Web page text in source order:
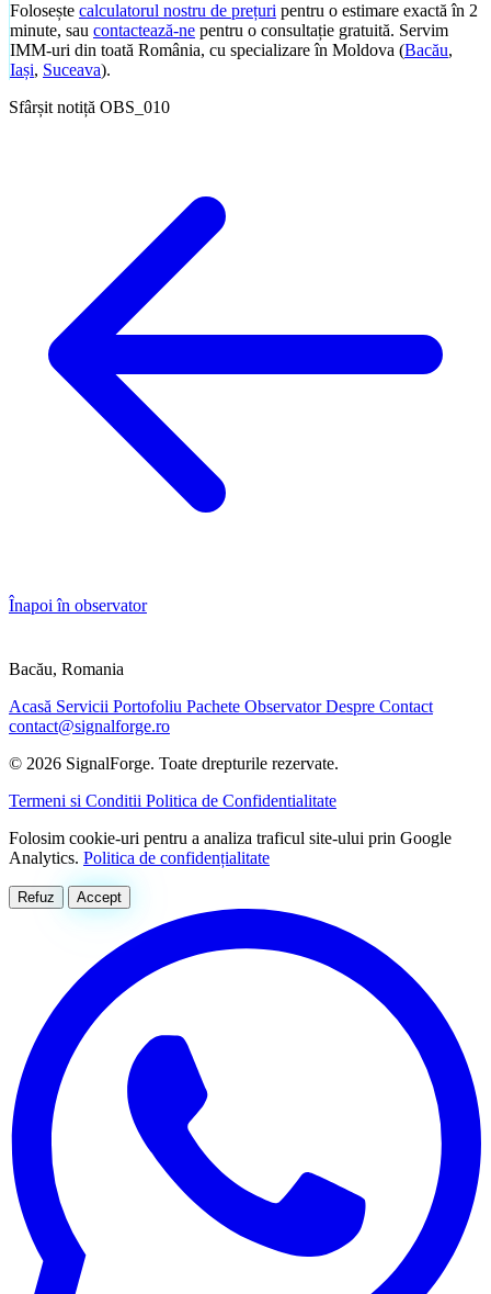
Folosește calculatorul nostru de prețuri pentru o estimare exactă în 2
minute, sau contactează-ne pentru o consultație gratuită. Servim
IMM-uri din toată România, cu specializare în Moldova (Bacău,
Iași, Suceava).
Sfârșit notiță OBS_010
Înapoi în observator
Bacău, Romania
Acasă Servicii Portofoliu Pachete ObservatorDespre Contact
contact@signalforge.ro
© 2026 SignalForge. Toate drepturile rezervate.
Termeni si Conditii Politica de Confidentialitate
Folosim cookie-uri pentru a analiza traficul site-ului prin Google
Analytics. Politica de confidențialitate
Refuz Accept